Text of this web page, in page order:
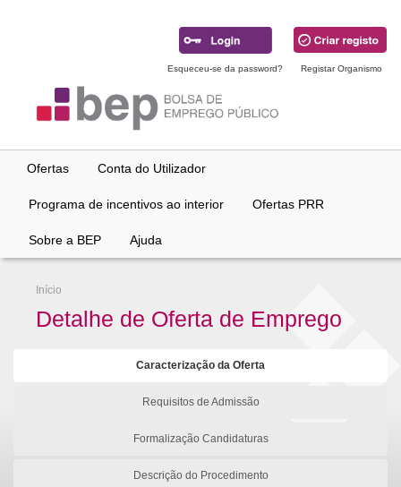
Esqueceu-se da password? Registar Organismo
Ofertas Conta do Utilizador
Programa de incentivos ao interior Ofertas PRR
Sobre a BEP Ajuda
Início
Detalhe de Oferta de Emprego
Caracterização da Oferta
Requisitos de Admissão
Formalização Candidaturas
Descrição do Procedimento